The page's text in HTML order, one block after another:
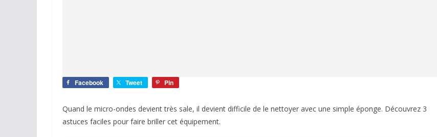
Facebook Tweet Pin
Quand le micro-ondes devient très sale, il devient difficile de le nettoyer avec une simple éponge. Découvrez 3
astuces faciles pour faire briller cet équipement.